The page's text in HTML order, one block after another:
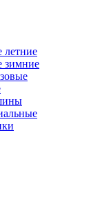
летние
зимние